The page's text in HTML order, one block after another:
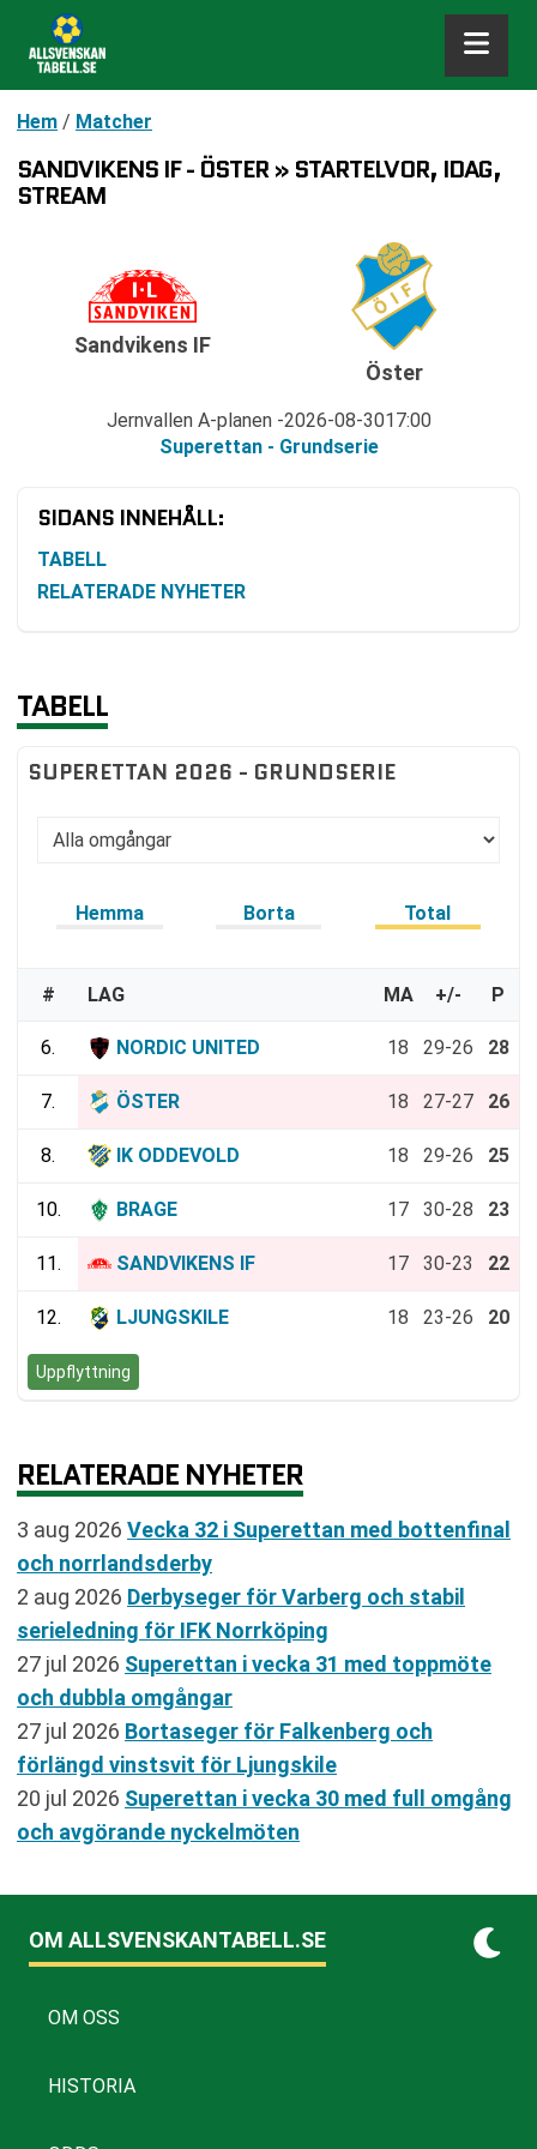
Hem / Matcher
SANDVIKENS IF - ÖSTER » STARTELVOR, IDAG,
STREAM
Sandvikens IF
Jernvallen A-planen 2026-08-3017:00
Superettan - Grundserie
Öster
SIDANS INNEHÅLL:
TABELL
RELATERADE NYHETER
TABELL
SUPERETTAN 2026 - GRUNDSERIE
Hemma Borta Total
# LAG MA +/- P
6. NORDIC UNITED 18 29-26 28
7. ÖSTER 18 27-27 26
8. IK ODDEVOLD 18 29-26 25
10. BRAGE 17 30-28 23
11. SANDVIKENS IF 17 30-23 22
12. LJUNGSKILE 18 23-26 20
Uppflyttning
RELATERADE NYHETER
3 aug 2026 Vecka 32 i Superettan med bottenfinal
och norrlandsderby
2 aug 2026 Derbyseger för Varberg och stabil
serieledning för IFK Norrköping
27 jul 2026 Superettan i vecka 31 med toppmöte
och dubbla omgångar
27 jul 2026 Bortaseger för Falkenberg och
förlängd vinstsvit för Ljungskile
20 jul 2026 Superettan i vecka 30 med full omgång
och avgörande nyckelmöten
OM ALLSVENSKANTABELL.SE
OM OSS
HISTORIA